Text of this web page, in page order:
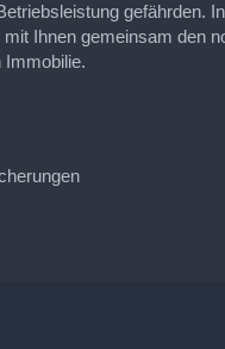
gefährden.
Ihnen gemeinsam den
Immobilie.